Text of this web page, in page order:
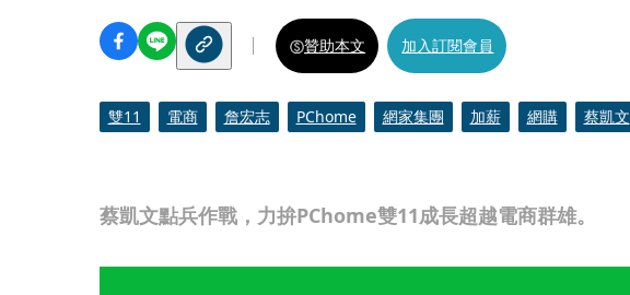
蔡凱文點兵作戰，力拚PChome雙11成長超越電商群雄。
贊助本文 加入訂閱會員
雙11 電商 詹宏志 PChome 網家集團 加薪 網購 蔡凱文